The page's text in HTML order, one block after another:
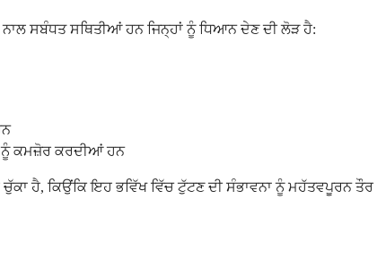
ਸਬੰਧਤ ਸਥਿਤੀਆਂ ਹਨ ਜਿਨ੍ਹਾਂ ਨੂੰ ਧਿਆਨ ਦੇਣ ਦੀ ਲੋੜ ਹੈ:
ਨੂੰ ਕਮਜ਼ੋਰ ਕਰਦੀਆਂ ਹਨ
ਹੈ, ਕਿਉਂਕਿ ਇਹ ਭਵਿੱਖ ਵਿੱਚ ਟੁੱਟਣ ਦੀ ਸੰਭਾਵਨਾ ਨੂੰ ਮਹੱਤਵਪੂਰਨ